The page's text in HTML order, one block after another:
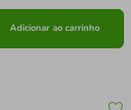
Adicionar ao carrinho